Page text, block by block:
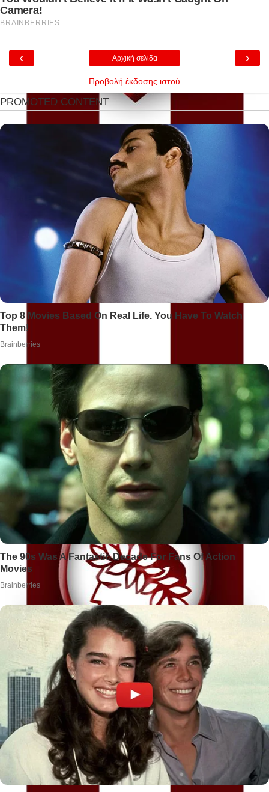
‹ ›
Αρχική σελίδα
Προβολή έκδοσης ιστού